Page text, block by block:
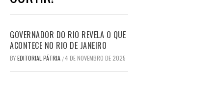
GOVERNADOR DO RIO REVELA O QUE
ACONTECE NO RIO DE JANEIRO
BYEDITORIAL PÁTRIA /4 DE NOVEMBRO DE 2025